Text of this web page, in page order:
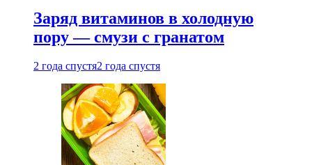
Заряд витаминов в холодную
пору — смузи с гранатом
2 года спустя2 года спустя